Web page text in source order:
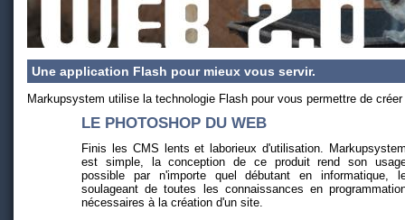
Une application Flash pour mieux vous servir.
Markupsystem utilise la technologie Flash pour vous permettre de
LE PHOTOSHOP DU WEB
Finis les CMS lents et laborieux d'utilisation.
est simple, la conception de ce produit rend son
possible par n'importe quel débutant en informatique,
soulageant de toutes les connaissances en
nécessaires à la création d'un site.